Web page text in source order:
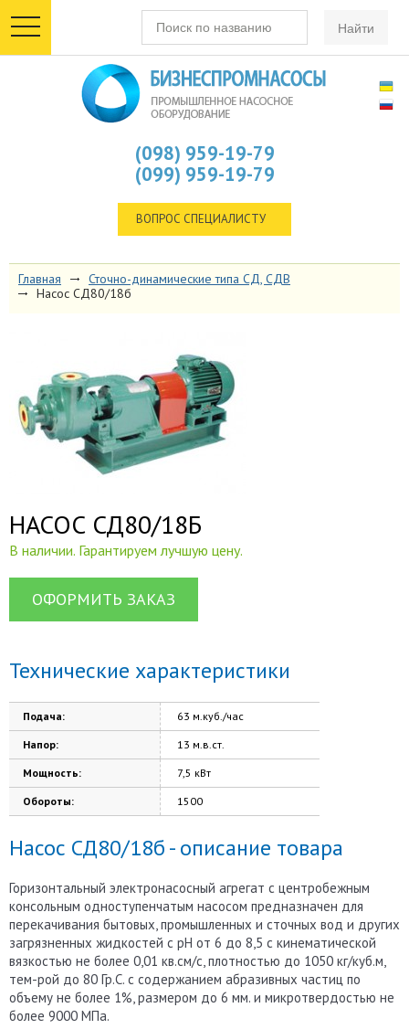
toggle
navigation
(098) 959-19-79
(099) 959-19-79
ВОПРОС СПЕЦИАЛИСТУ
Главная
Сточно-динамические типа СД, СДВ
Насос СД80/18б
НАСОС СД80/18Б
В наличии. Гарантируем лучшую цену.
ОФОРМИТЬ ЗАКАЗ
Технические характеристики
Подача: 63 м.куб./час
Напор: 13 м.в.ст.
Мощность: 7,5 кВт
Обороты: 1500
Насос СД80/18б - описание товара
Горизонтальный электронасосный агрегат с центробежным
консольным одноступенчатым насосом предназначен для
перекачивания бытовых, промышленных и сточных вод и других
загрязненных жидкостей с рН от 6 до 8,5 с кинематической
вязкостью не более 0,01 кв.см/с, плотностью до 1050 кг/куб.м,
тем-рой до 80 Гр.С. с содержанием абразивных частиц по
объему не более 1%, размером до 6 мм. и микротвердостью не
более 9000 МПа.